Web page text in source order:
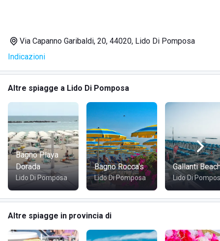
Noleggio lettini e ombrelloni
Piscina
Ristorante
Minimarket
DOVE SI TROVA DOLCEVITA VIGNA SUL MAR
Il DolceVita Vigna Sul Mar si trova in Via Capanno Garibaldi
20, Lido di Pomposa, immerso nel cuore verde del Delta
del Po. Questa posizione privilegiata offre una
combinazione unica di mare e natura, l'ideale per chi cerca
tranquillità e bellezza paesaggistica.
Via Capanno Garibaldi, 20, 44020, Lido Di Pomposa
Indicazioni
Altre spiagge a Lido Di Pomposa
Bagno Playa
Dorada
Lido Di Pomposa
Bagno Rocca's
Lido Di Pomposa
Gallanti
Lido Di
Altre spiagge in provincia di